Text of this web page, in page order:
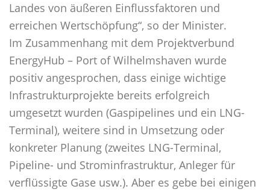
Landes von äußeren Einflussfaktoren und
erreichen Wertschöpfung“, so der Minister.
Im Zusammenhang mit dem Projektverbund
EnergyHub – Port of Wilhelmshaven wurde
positiv angesprochen, dass einige wichtige
Infrastrukturprojekte bereits erfolgreich
umgesetzt wurden (Gaspipelines und ein LNG-
Terminal), weitere sind in Umsetzung oder
konkreter Planung (zweites LNG-Terminal,
Pipeline- und Strominfrastruktur, Anleger für
verflüssigte Gase usw.). Aber es gebe bei einigen